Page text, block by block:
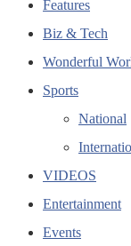
Features
Biz & Tech
Wonderful
Sports
National
VIDEOS
Entertainment
Events